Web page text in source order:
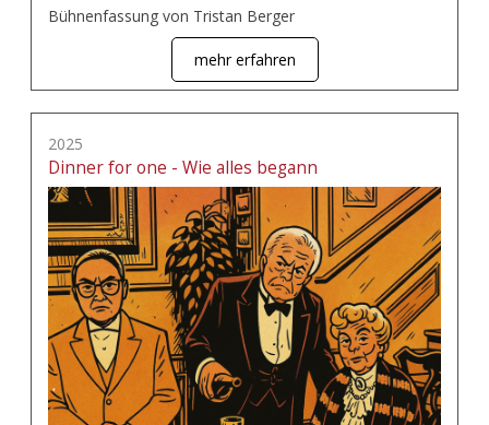
Bühnenfassung von Tristan Berger
mehr erfahren
2025
Dinner for one - Wie alles begann